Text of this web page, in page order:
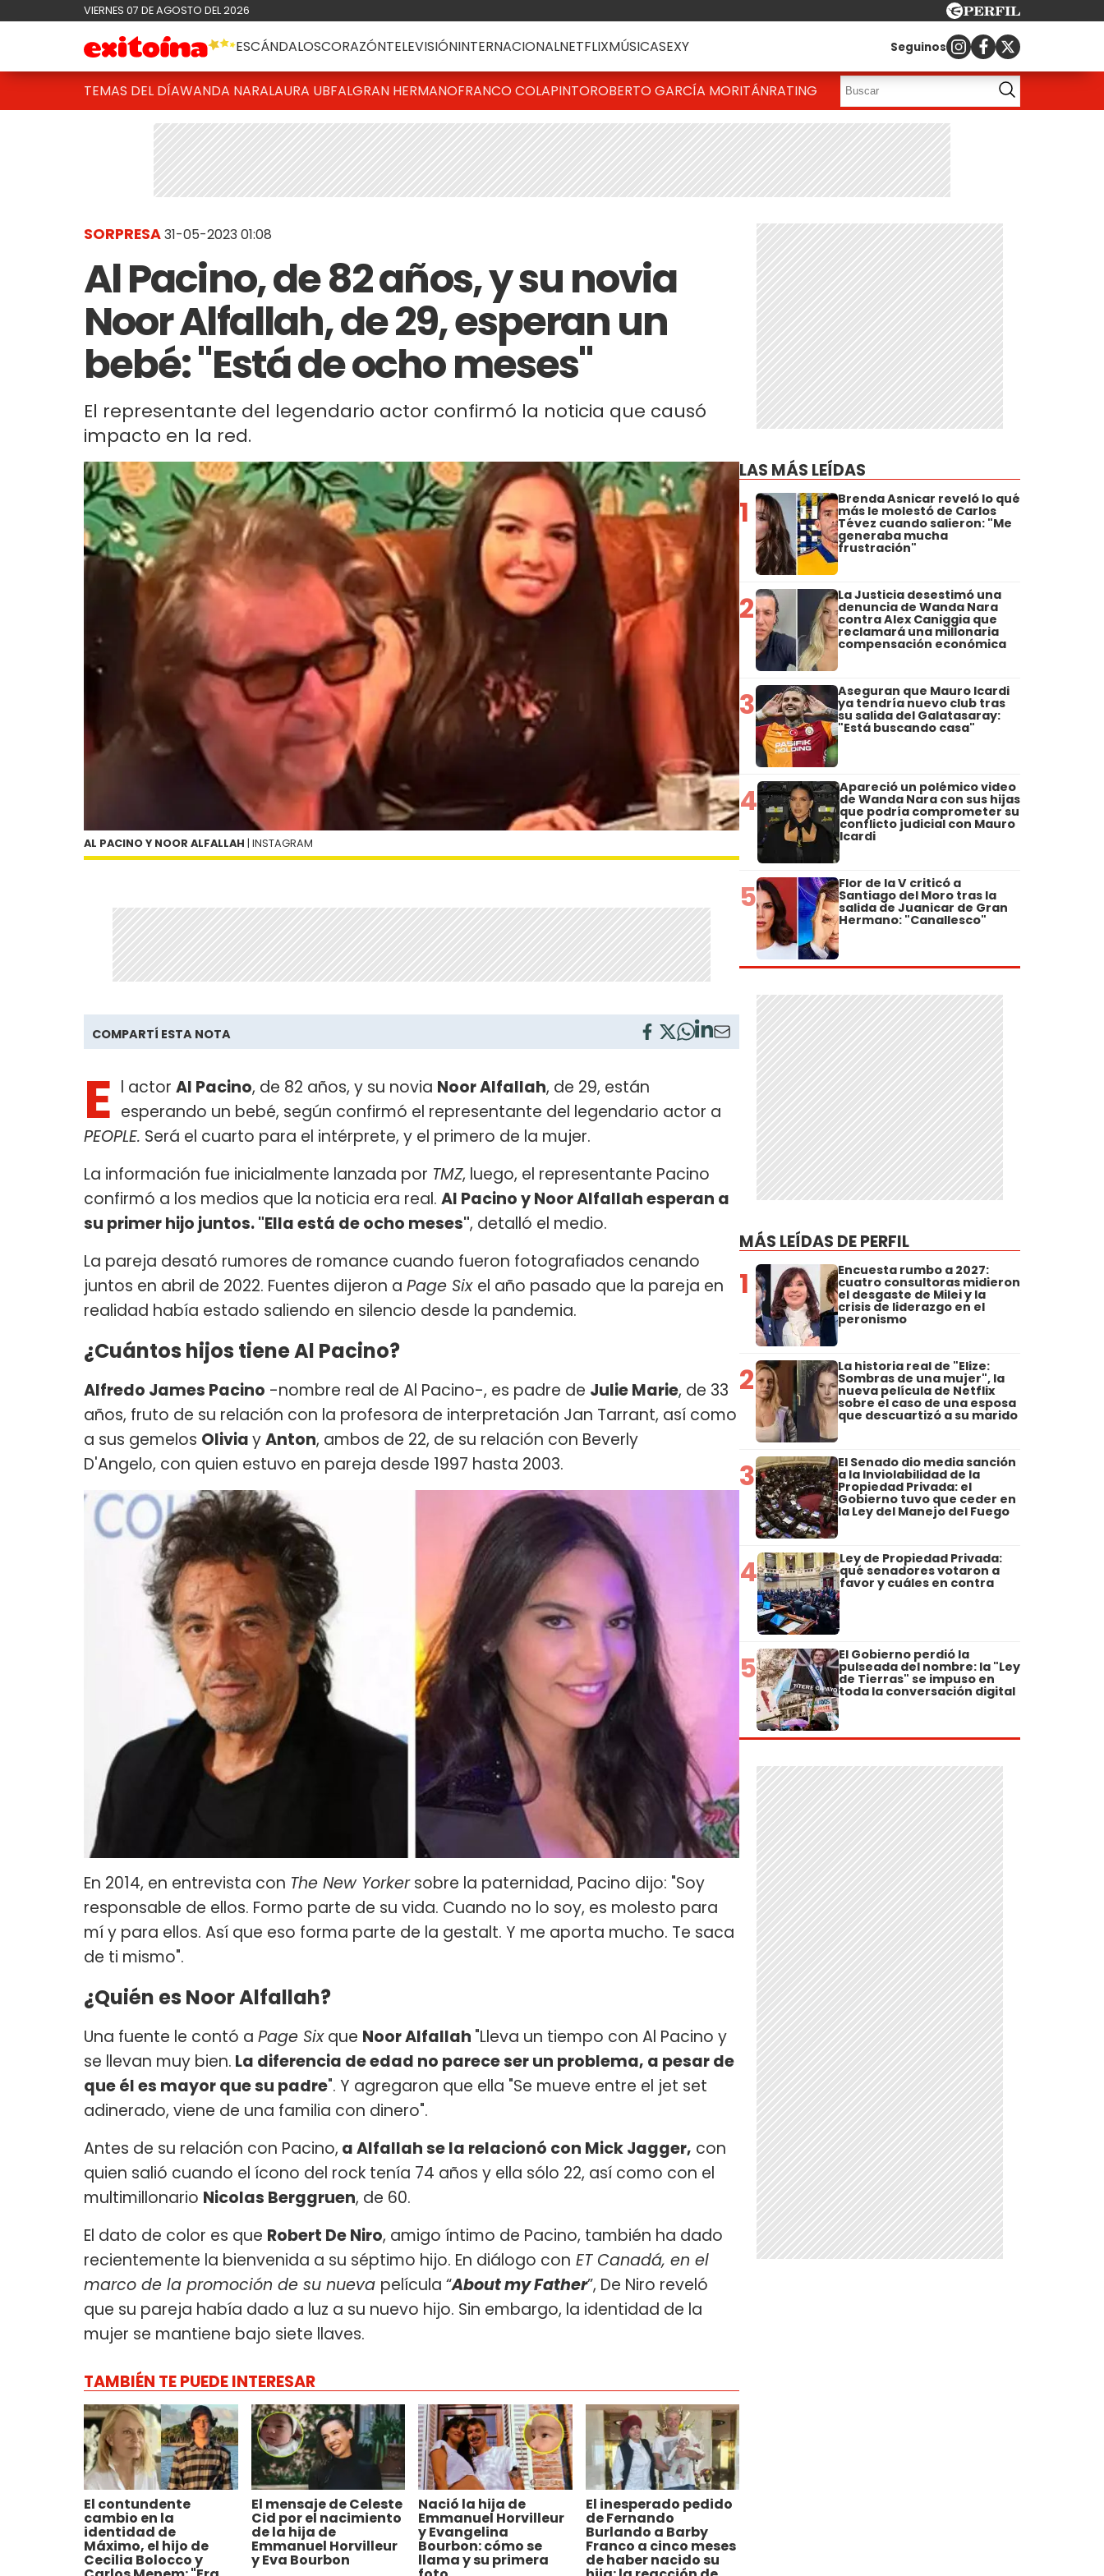
VIERNES 07 DE AGOSTO DEL 2026
ESCÁNDALOSCORAZÓNTELEVISIÓNINTERNACIONALNETFLIXMÚSICASEXY Seguinos
TEMAS DEL DÍAWANDA NARALAURA UBFALGRAN HERMANOFRANCO COLAPINTOROBERTO GARCÍA MORITÁNRATING
SORPRESA31-05-2023 01:08
Al Pacino, de 82 años, y su novia
Noor Alfallah, de 29, esperan un
bebé: "Está de ocho meses"
El representante del legendario actor confirmó la noticia que causó
impacto en la red.
AL PACINO Y NOOR ALFALLAH | INSTAGRAM
COMPARTÍ ESTA NOTA
E l actor Al Pacino, de 82 años, y su novia Noor Alfallah, de 29, están
esperando un bebé, según confirmó el representante del legendario actor a
PEOPLE. Será el cuarto para el intérprete, y el primero de la mujer.
La información fue inicialmente lanzada por TMZ, luego, el representante Pacino
confirmó a los medios que la noticia era real. Al Pacino y Noor Alfallah esperan a
su primer hijo juntos. "Ella está de ocho meses", detalló el medio.
La pareja desató rumores de romance cuando fueron fotografiados cenando
juntos en abril de 2022. Fuentes dijeron a Page Six el año pasado que la pareja en
realidad había estado saliendo en silencio desde la pandemia.
¿Cuántos hijos tiene Al Pacino?
Alfredo James Pacino -nombre real de Al Pacino-, es padre de Julie Marie, de 33
años, fruto de su relación con la profesora de interpretación Jan Tarrant, así como
a sus gemelos OliviayAnton, ambos de 22, de su relación con Beverly
D'Angelo, con quien estuvo en pareja desde 1997 hasta 2003.
En 2014, en entrevista con The New Yorkersobre la paternidad, Pacino dijo: "Soy
responsable de ellos. Formo parte de su vida. Cuando no lo soy, es molesto para
mí y para ellos. Así que eso forma parte de la gestalt. Y me aporta mucho. Te saca
de ti mismo".
¿Quién es Noor Alfallah?
Una fuente le contó a Page Sixque Noor Alfallah "Lleva un tiempo con Al Pacino y
se llevan muy bien. La diferencia de edad no parece ser un problema, a pesar de
que él es mayor que su padre". Y agregaron que ella "Se mueve entre el jet set
adinerado, viene de una familia con dinero".
Antes de su relación con Pacino, a Alfallah se la relacionó con Mick Jagger, con
quien salió cuando el ícono del rock tenía 74 años y ella sólo 22, así como con el
multimillonario Nicolas Berggruen, de 60.
El dato de color es que Robert De Niro, amigo íntimo de Pacino, también ha dado
recientemente la bienvenida a su séptimo hijo. En diálogo con ET Canadá, en el
marco de la promoción de su nueva película “About my Father”, De Niro reveló
que su pareja había dado a luz a su nuevo hijo. Sin embargo, la identidad de la
mujer se mantiene bajo siete llaves.
TAMBIÉN TE PUEDE INTERESAR
El contundente
cambio en la
identidad de
Máximo, el hijo de
Cecilia Bolocco y
El mensaje de Celeste
Cid por el nacimiento
de la hija de
Emmanuel Horvilleur
y Eva Bourbon
Nació la hija de
Emmanuel Horvilleur
y Evangelina
Bourbon: cómo se
llama y su primera
El inesperado pedido
de Fernando
Burlando a Barby
Franco a cinco meses
de haber nacido su
LAS MÁS LEÍDAS
1 Brenda Asnicar reveló lo qué
más le molestó de Carlos
Tévez cuando salieron: "Me
generaba mucha
frustración"
2 La Justicia desestimó una
denuncia de Wanda Nara
contra Alex Caniggia que
reclamará una millonaria
compensación económica
3 Aseguran que Mauro Icardi
ya tendría nuevo club tras
su salida del Galatasaray:
"Está buscando casa"
4 Apareció un polémico video
de Wanda Nara con sus hijas
que podría comprometer su
conflicto judicial con Mauro
Icardi
5 Flor de la V criticó a
Santiago del Moro tras la
salida de Juanicar de Gran
Hermano: "Canallesco"
MÁS LEÍDAS DE PERFIL
1 Encuesta rumbo a 2027:
cuatro consultoras midieron
el desgaste de Milei y la
crisis de liderazgo en el
peronismo
2 La historia real de "Elize:
Sombras de una mujer", la
nueva película de Netflix
sobre el caso de una esposa
que descuartizó a su marido
3 El Senado dio media sanción
a la Inviolabilidad de la
Propiedad Privada: el
Gobierno tuvo que ceder en
la Ley del Manejo del Fuego
4 Ley de Propiedad Privada:
qué senadores votaron a
favor y cuáles en contra
5 El Gobierno perdió la
pulseada del nombre: la "Ley
de Tierras" se impuso en
toda la conversación digital